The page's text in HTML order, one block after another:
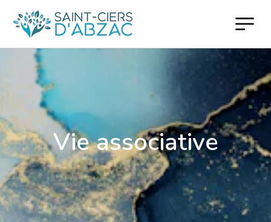
Vie associative